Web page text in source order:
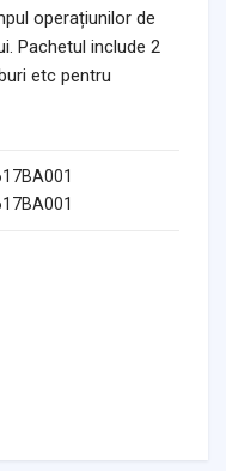
operațiunilor de
Pachetul include 2
etc pentru